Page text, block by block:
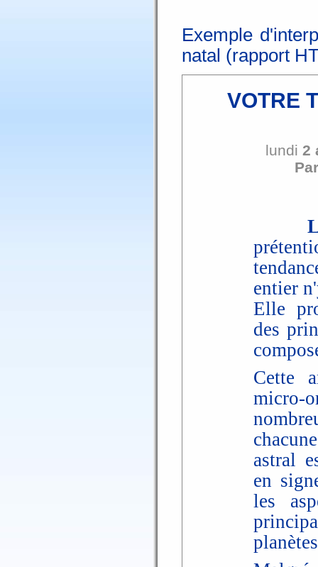
Exemple
natal (rapport
VOTRE
lundi 2
entier
Elle
des
Cette
micro-
astral
en
les